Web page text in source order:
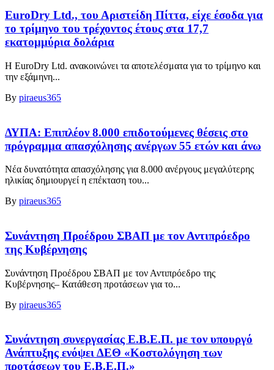
EuroDry Ltd., του Αριστείδη Πίττα, είχε έσοδα για
το τρίμηνο του τρέχοντος έτους στα 17,7
εκατομμύρια δολάρια
Η EuroDry Ltd. ανακοινώνει τα αποτελέσματα για το τρίμηνο και
την εξάμηνη...
By piraeus365
ΔΥΠΑ: Επιπλέον 8.000 επιδοτούμενες θέσεις στο
πρόγραμμα απασχόλησης ανέργων 55 ετών και άνω
Νέα δυνατότητα απασχόλησης για 8.000 ανέργους μεγαλύτερης
ηλικίας δημιουργεί η επέκταση του...
By piraeus365
Συνάντηση Προέδρου ΣΒΑΠ με τον Αντιπρόεδρο
της Κυβέρνησης
Συνάντηση Προέδρου ΣΒΑΠ με τον Αντιπρόεδρο της
Κυβέρνησης– Κατάθεση προτάσεων για το...
By piraeus365
Συνάντηση συνεργασίας Ε.Β.Ε.Π. με τον υπουργό
Ανάπτυξης ενόψει ΔΕΘ «Κοστολόγηση των
προτάσεων του Ε.Β.Ε.Π.»